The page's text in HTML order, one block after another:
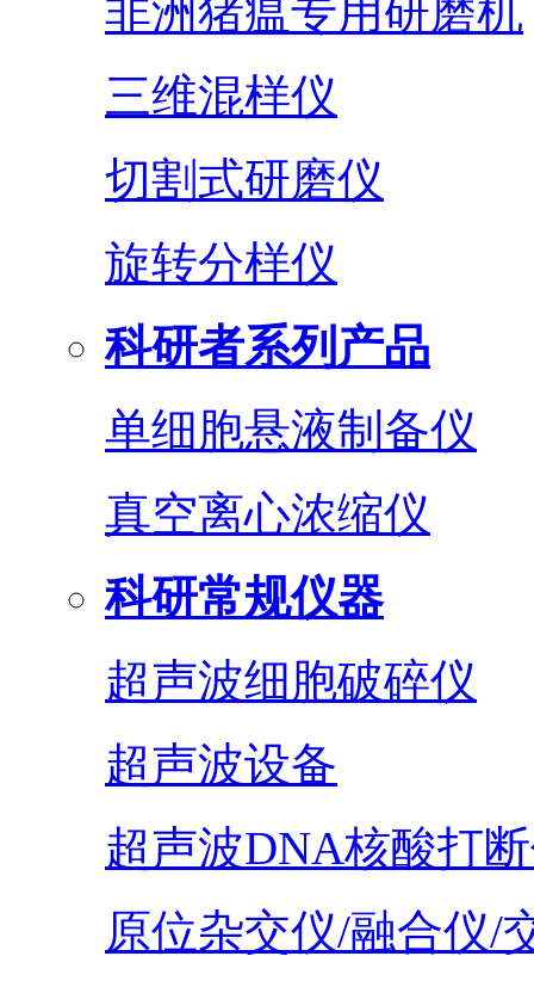
非洲猪瘟专用研磨机
三维混样仪
切割式研磨仪
旋转分样仪
科研者系列产品
单细胞悬液制备仪
真空离心浓缩仪
科研常规仪器
超声波细胞破碎仪
超声波设备
超声波DNA核酸打
原位杂交仪/融合仪/